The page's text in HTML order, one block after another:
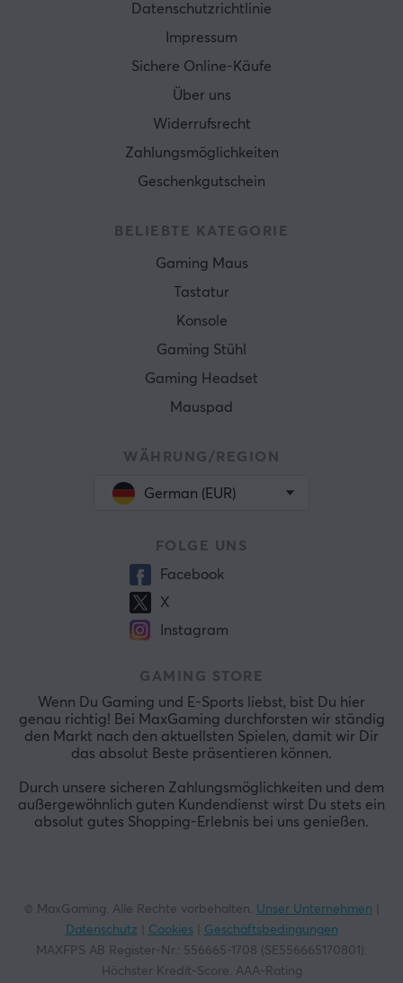
Datenschutzrichtlinie
Impressum
Sichere Online-Käufe
Über uns
Widerrufsrecht
Zahlungsmöglichkeiten
Geschenkgutschein
BELIEBTE KATEGORIE
Gaming Maus
Tastatur
Konsole
Gaming Stühl
Gaming Headset
Mauspad
WÄHRUNG/REGION
German (EUR)
FOLGE UNS
Facebook
X
Instagram
GAMING STORE
Wenn Du Gaming und E-Sports liebst, bist Du hier
genau richtig! Bei MaxGaming durchforsten wir ständig
den Markt nach den aktuellsten Spielen, damit wir Dir
das absolut Beste präsentieren können.
Durch unsere sicheren Zahlungsmöglichkeiten und dem
außergewöhnlich guten Kundendienst wirst Du stets ein
absolut gutes Shopping-Erlebnis bei uns genießen.
© MaxGaming. Alle Rechte vorbehalten. Unser Unternehmen
Datenschutz
Cookies|
Geschäftsbedingungen
MAXFPS AB Register-Nr.: 556665-1708 (SE556665170801).
Höchster Kredit-Score. AAA-Rating